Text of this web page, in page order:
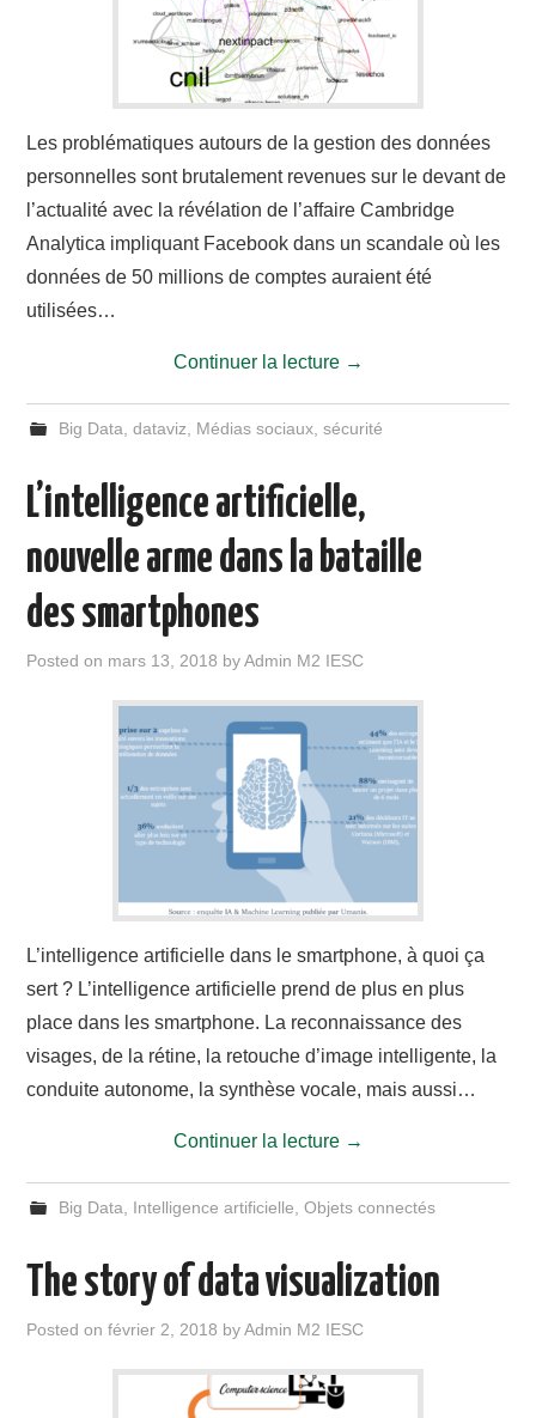
Les problématiques autours de la gestion des données
personnelles sont brutalement revenues sur le devant de
l’actualité avec la révélation de l’affaire Cambridge
Analytica impliquant Facebook dans un scandale où les
données de 50 millions de comptes auraient été
utilisées…
Continuer la lecture →
Big Data dataviz Médias sociaux, sécurité
L’intelligence artificielle,
nouvelle arme dans la bataille
des smartphones
Posted on mars 13, 2018 byAdmin M2 IESC
L’intelligence artificielle dans le smartphone, à quoi ça
sert ? L’intelligence artificielle prend de plus en plus
place dans les smartphone. La reconnaissance des
visages, de la rétine, la retouche d’image intelligente, la
conduite autonome, la synthèse vocale, mais aussi…
Continuer la lecture →
Big Data Intelligence artificielle Objets connectés
The story of data visualization
Posted onfévrier 2, 2018 byAdmin M2 IESC